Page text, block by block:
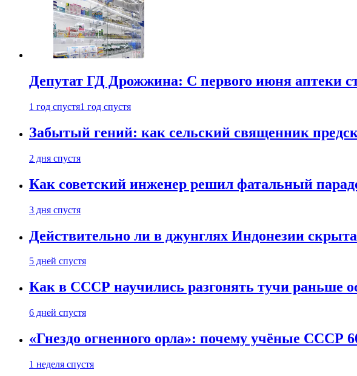
Депутат ГД Дрожжина: С первого июня аптеки
1 год спустя1 год спустя
Забытый гений: как сельский священник
2 дня спустя
Как советский инженер решил фатальный
3 дня спустя
Действительно ли в джунглях Индонезии
5 дней спустя
Как в СССР научились разгонять тучи раньше
6 дней спустя
«Гнездо огненного орла»: почему учёные СССР
1 неделя спустя